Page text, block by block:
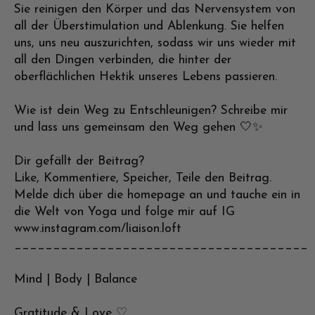
Sie reinigen den Körper und das Nervensystem von
all der Überstimulation und Ablenkung. Sie helfen
uns, uns neu auszurichten, sodass wir uns wieder mit
all den Dingen verbinden, die hinter der
oberflächlichen Hektik unseres Lebens passieren.
Wie ist dein Weg zu Entschleunigen? Schreibe mir
und lass uns gemeinsam den Weg gehen 🤍✨
Dir gefällt der Beitrag?
Like, Kommentiere, Speicher, Teile den Beitrag.
Melde dich über die homepage an und tauche ein in
die Welt von Yoga und folge mir auf IG
www.instagram.com/liaison.loft
______________________________________
Mind | Body | Balance